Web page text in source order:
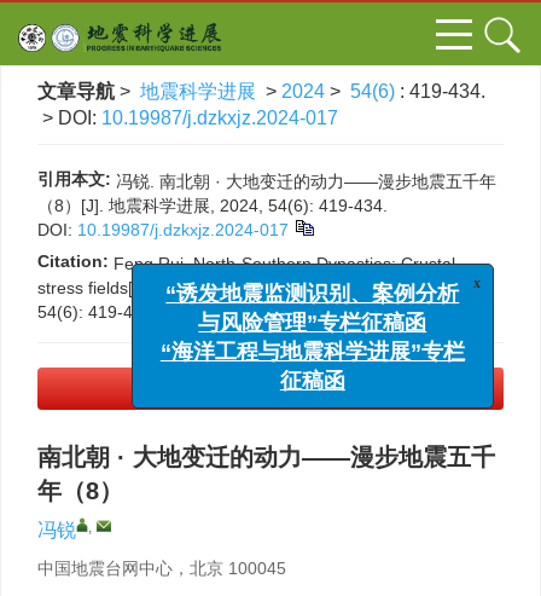
文章导航 > 地震科学进展 > 2024 > 54(6) : 419-434.
> DOI: 10.19987/j.dzkxjz.2024-017
引用本文: 冯锐. 南北朝 · 大地变迁的动力——漫步地震五千年
（8）[J]. 地震科学进展, 2024, 54(6): 419-434.
DOI: 10.19987/j.dzkxjz.2024-017
Citation: Feng Rui. North-Southern Dynasties: Crustal
stress fields[J].
Progress in Earthquake Sciences, 2024,
54(6): 419-434.
10.19987/j.dzkxjz.2024-017
PDF下载(3786 KB)
南北朝 · 大地变迁的动力——漫步地震五千
年（8）
冯锐 ,
中国地震台网中心，北京 100045
“诱发地震监测识别、案例分析
与风险管理”专栏征稿函
“海洋工程与地震科学进展”专栏
征稿函